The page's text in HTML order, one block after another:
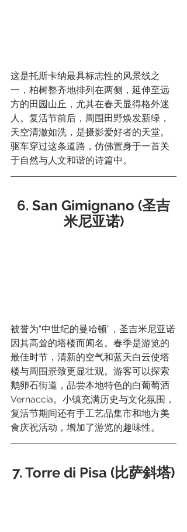
这是托斯卡纳最具标志性的风景线之
一，柏树整齐地排列在两侧，延伸至远
方的田园山丘，尤其在春天显得格外迷
人。复活节前后，周围田野焕发新绿，
天空清澈如洗，是摄影爱好者的天堂。
驱车穿过这条道路，仿佛置身于一首关
于自然与人文和谐的诗篇中。
6. San Gimignano (圣吉
米尼亚诺)
被誉为“中世纪的曼哈顿”，圣吉米尼亚诺
因其高耸的塔楼而闻名。春季是游览的
最佳时节，清新的空气和蓝天白云使塔
楼与周围景致更显壮观。游客可以探索
鹅卵石街道，品尝本地特色的白葡萄酒
Vernaccia。小镇充满历史与文化氛围，
复活节期间还有手工艺品集市和地方美
食庆祝活动，增加了游览的趣味性。
7. Torre di Pisa (比萨斜塔)